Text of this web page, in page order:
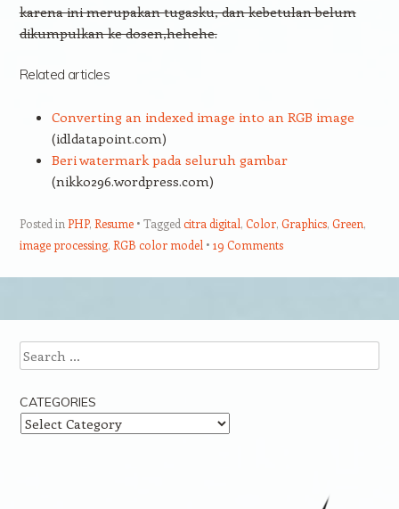
karena ini merupakan tugasku, dan kebetulan belum
dikumpulkan ke dosen,hehehe.
Related articles
Converting an indexed image into an RGB image
(idldatapoint.com)
Beri watermark pada seluruh gambar
(nikko296.wordpress.com)
Posted in PHP, Resume Tagged citra digital, Color, Graphics, Green,
image processing, RGB color model 19 Comments
Search
CATEGORIES
Categories